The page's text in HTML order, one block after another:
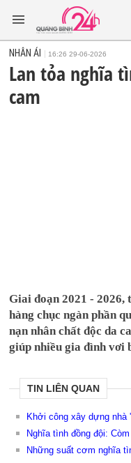
NHÂN ÁI 16:26 29-06-2026
Lan tỏa nghĩa
cam
Giai đoạn 2021 - 2026,
hàng chục ngàn phần
nạn nhân chất độc da
giúp nhiều gia đình vơi
TIN LIÊN QUAN
Khởi công xây dựng nhà
Nghĩa tình đồng đội:
Những suất cơm nghĩa